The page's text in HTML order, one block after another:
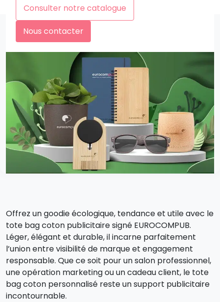
Consulter notre catalogue
Nous contacter
Offrez un goodie écologique, tendance et utile avec le
tote bag coton publicitaire signé EUROCOMPUB.
Léger, élégant et durable, il incarne parfaitement
l’union entre visibilité de marque et engagement
responsable. Que ce soit pour un salon professionnel,
une opération marketing ou un cadeau client, le tote
bag coton personnalisé reste un support publicitaire
incontournable.